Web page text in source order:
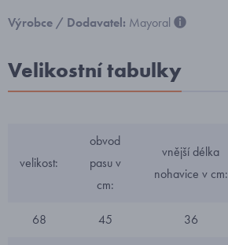
Výrobce / Dodavatel: Mayoral
Velikostní tabulky
velikost:
obvod
pasu v
cm:
vnější délka
nohavice v cm:
68 45 36